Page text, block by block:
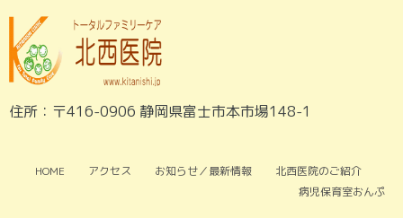
住所：〒416-0906 静岡県富士市本市場148-1
HOME アクセス お知らせ／最新情報
北西医院のご紹介
病児保育室おんぷ